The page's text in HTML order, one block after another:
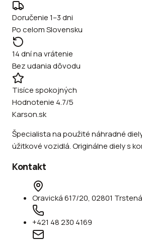
Doručenie 1–3 dni
Po celom Slovensku
14 dní na vrátenie
Bez udania dôvodu
Tisíce spokojných
Hodnotenie 4.7/5
Karson.sk
Špecialista na použité náhradné
úžitkové vozidlá. Originálne diely s
Kontakt
Oravická 617/20, 02801 Trstená
+421 48 230 4169